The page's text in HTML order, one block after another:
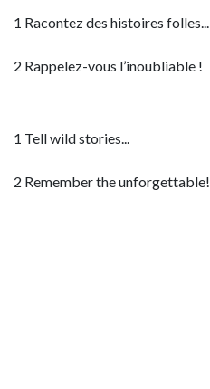
1 Racontez des histoires folles...
2 Rappelez-vous l’inoubliable !
1 Tell wild stories...
2 Remember the unforgettable!